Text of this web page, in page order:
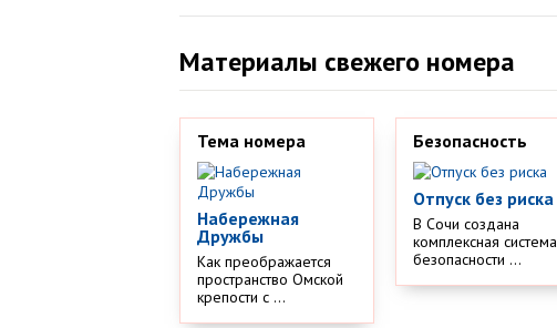
Материалы свежего номера
Тема номера
Набережная
Дружбы
Как преображается
пространство Омской
крепости с ...
Безопасность
Отпуск без риска
В Сочи создана
комплексная система
безопасности ...